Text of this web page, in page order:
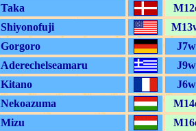
Taka
Shiyonofuji
Gorgoro J7w
Aderechelseamaru J9w
Kitano J6w
Nekoazuma
Mizu